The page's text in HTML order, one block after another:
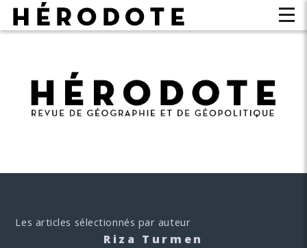
Les articles sélectionnés par auteur
Riza Turmen